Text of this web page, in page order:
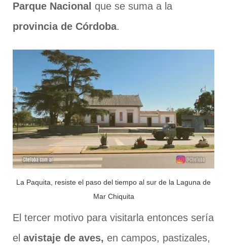
Parque Nacional que se suma a la
provincia de Córdoba.
La Paquita, resiste el paso del tiempo al sur de la Laguna de
Mar Chiquita
El tercer motivo para visitarla entonces sería
el avistaje de aves, en campos, pastizales,